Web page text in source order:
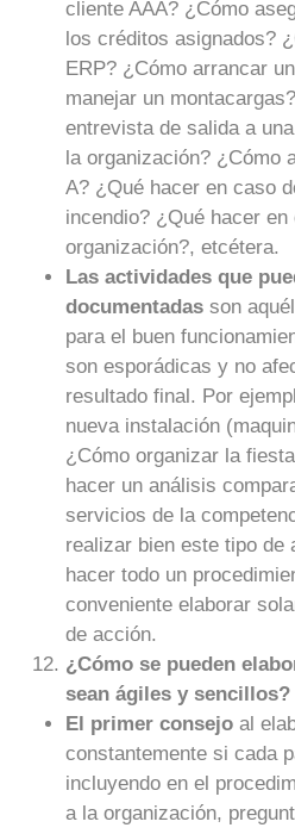
cliente AAA? ¿Cómo
los créditos asignados?
ERP? ¿Cómo arrancar
manejar un
entrevista de salida a
la organización? ¿Cómo
A? ¿Qué hacer en caso
incendio? ¿Qué hacer
organización?, etcétera.
Las actividades que
documentadas son
para el buen
son esporádicas y no
resultado final. Por
nueva instalación
¿Cómo organizar la
hacer un análisis
servicios de la
realizar bien este tipo de
hacer todo un
conveniente elaborar
de acción.
¿Cómo se pueden
sean ágiles y sencillos?
El primer consejo al
constantemente si cada
incluyendo en el
a la organización,